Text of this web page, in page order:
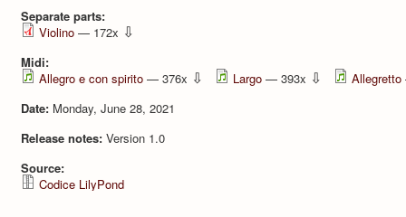
Separate parts:
Violino — 172x ⇩
Midi:
Allegro e con spirito — 376x ⇩ Largo — 393x ⇩ Allegretto
Date: Monday, June 28, 2021
Release notes: Version 1.0
Source:
Codice LilyPond